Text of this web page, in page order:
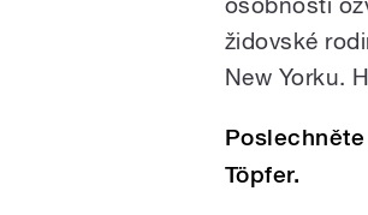
židovské
New Yorku.
Töpfer.